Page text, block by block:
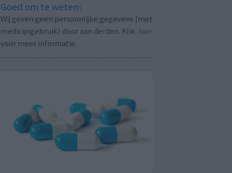
Goed om te weten:
Wij geven geen persoonlijke gegevens (met
medicijngebruik) door aan derden. Klik hier
voor meer informatie.